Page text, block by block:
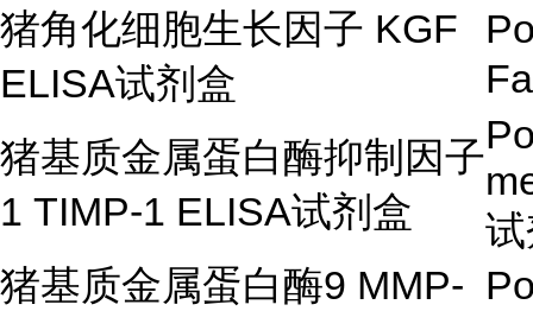
猪角化细胞生长因子 KGF
ELISA试剂盒
猪基质金属蛋白酶抑制因子
1 TIMP-1 ELISA试剂盒
猪基质金属蛋白酶9 MMP-